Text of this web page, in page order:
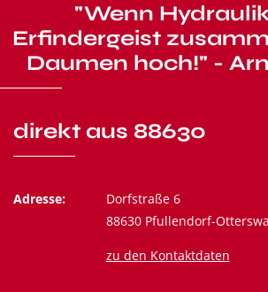
"Wenn
Erfindergeist
Daumen hoch!" -
direkt aus 88630
Adresse:
Dorfstraße 6
88630 Pfullendorf-
zu den Kontaktdaten